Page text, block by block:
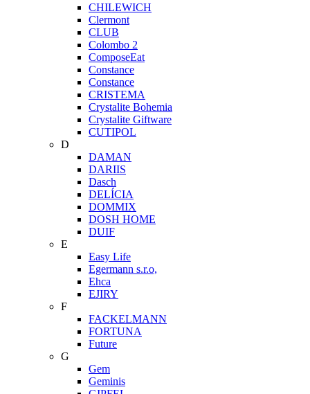
CHILEWICH
Clermont
CLUB
Colombo 2
ComposeEat
Constance
Constance
CRISTEMA
Crystalite Bohemia
Crystalite Giftware
CUTIPOL
D
DAMAN
DARIIS
Dasch
DELÍCIA
DOMMIX
DOSH HOME
DUIF
E
Easy Life
Egermann s.r.o,
Ehca
EJIRY
F
FACKELMANN
FORTUNA
Future
G
Gem
Geminis